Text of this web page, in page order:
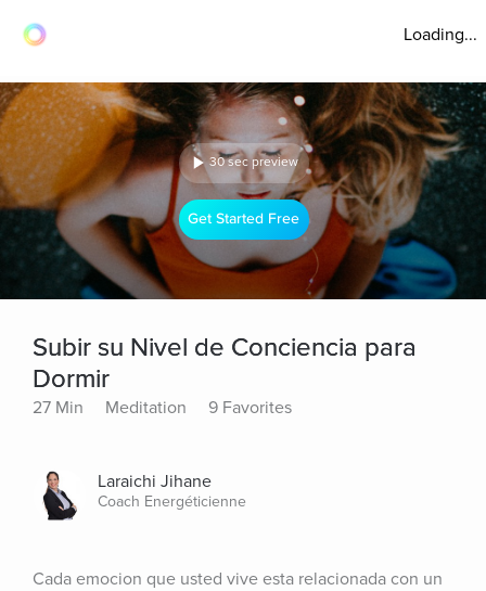
Loading...
30 sec preview
Get Started Free
Subir su Nivel de Conciencia para
Dormir
27 Min Meditation 9 Favorites
Laraichi Jihane
Coach Energéticienne
Cada emocion que usted vive esta relacionada con un